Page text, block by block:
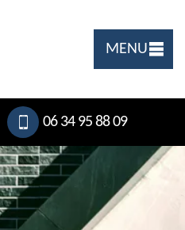
MENU
06 34 95 88 09